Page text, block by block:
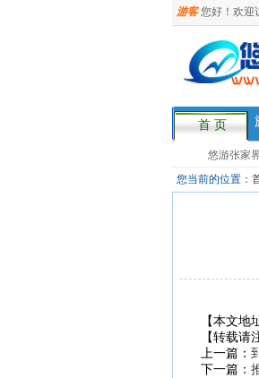
游客您好！欢迎
首 页
悠游张家
您当前的位置：
【本文地
【转载请
上一篇：
下一篇：